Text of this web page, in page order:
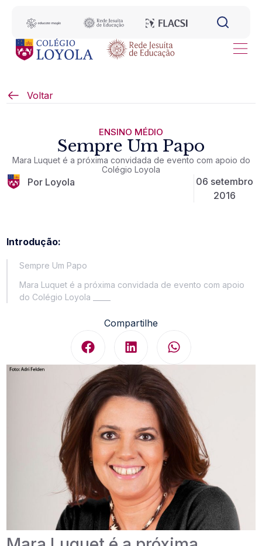
Voltar
ENSINO MÉDIO
Sempre Um Papo
Mara Luquet é a próxima convidada de evento com apoio do
Colégio Loyola
Por Loyola
06 setembro
2016
Introdução:
Sempre Um Papo
Mara Luquet é a próxima convidada de evento com apoio
do Colégio Loyola _____
Compartilhe